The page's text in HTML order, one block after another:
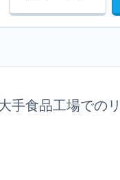
手食品工場での